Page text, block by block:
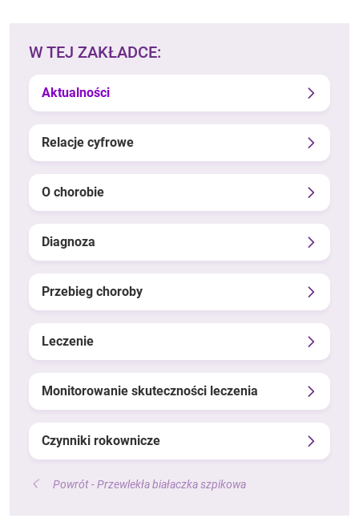
W TEJ ZAKŁADCE:
Aktualności
Relacje cyfrowe
O chorobie
Diagnoza
Przebieg choroby
Leczenie
Monitorowanie skuteczności leczenia
Czynniki rokownicze
Powrót - Przewlekła białaczka szpikowa